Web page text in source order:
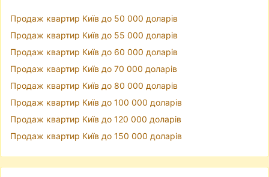
Продаж квартир Київ до 50 000 доларів
Продаж квартир Київ до 55 000 доларів
Продаж квартир Київ до 60 000 доларів
Продаж квартир Київ до 70 000 доларів
Продаж квартир Київ до 80 000 доларів
Продаж квартир Київ до 100 000 доларів
Продаж квартир Київ до 120 000 доларів
Продаж квартир Київ до 150 000 доларів